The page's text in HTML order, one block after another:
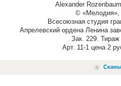
Alexander
© «Мелодия»,
Всесоюзная студия
Апрелевский ордена Ленина
Зак. 229. Тираж
Арт. 11-1 цена 2
Сканы